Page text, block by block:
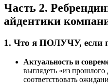
Часть 2.
айдентики
1. Что я ПОЛУЧУ, если
Актуальность и
выглядеть «из прошлого
соответствовать